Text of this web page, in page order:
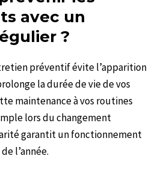
avec un
?
préventif évite l’apparition
la durée de vie de vos
maintenance à vos routines
lors du changement
garantit un fonctionnement
l’année.